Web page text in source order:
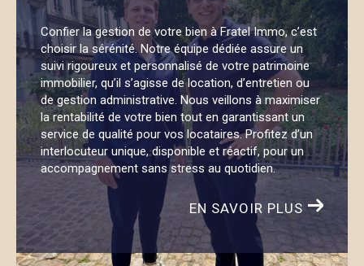
données locales fiables et notre regard d’experts.
Que ce soit pour un projet immédiat ou à moyen
terme, notre estimation immobilière à Montpellier
est juste, argumentée et surtout, honnête. On vous
propose également uneestimation immobilière en
ligne, pratique et rapide, suivie si besoin d’un
échange plus poussé. Et oui, il s'agit bien d’une
estimation immobilière gratuite , sans engagement.
Contactez nous
Envie d’échanger sur votre projet immobilier à
Confier la gestion de votre bien à Fratel Immo, c’est
choisir la sérénité. Notre équipe dédiée assure un
suivi rigoureux et personnalisé de votre patrimoine
immobilier, qu’il s’agisse de location, d’entretien ou
de gestion administrative. Nous veillons à maximiser
la rentabilité de votre bien tout en garantissant un
service de qualité pour vos locataires. Profitez d’un
interlocuteur unique, disponible et réactif, pour un
accompagnement sans stress au quotidien.
EN SAVOIR PLUS